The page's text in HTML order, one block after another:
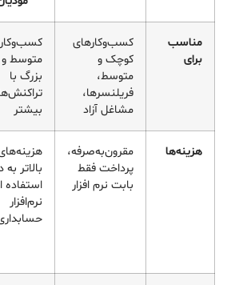
مناسب
برای
کسب‌وکارهای
کوچک و
متوسط،
فریلنسرها،
مشاغل آزاد
متوسط و
بزرگ با
بیشتر
هزینه‌ها
مقرون‌به‌صرفه،
پرداخت فقط
بابت نرم افزار
بالاتر به
استفاده
نرم‌افزار